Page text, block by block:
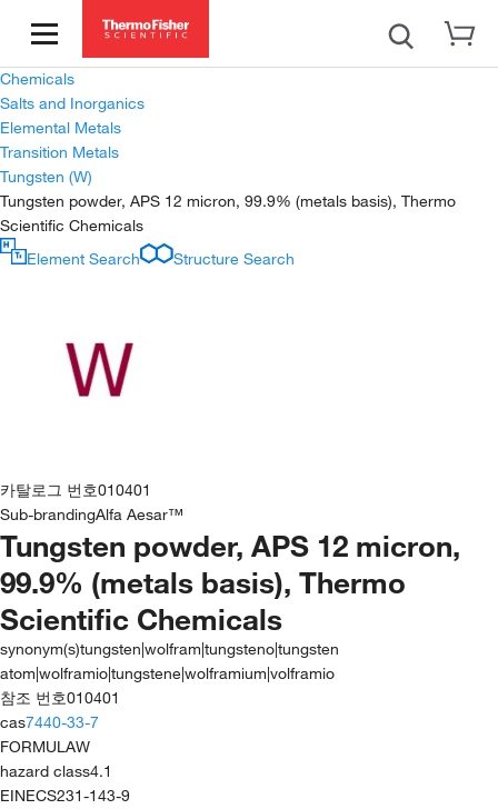
Chemicals
Salts and Inorganics
Elemental Metals
Transition Metals
Tungsten (W)
Tungsten powder, APS 12 micron, 99.9% (metals basis), Thermo
Scientific Chemicals
Element Search
Structure Search
카탈로그 번호010401
Sub-brandingAlfa Aesar™
Tungsten powder, APS 12 micron,
99.9% (metals basis), Thermo
Scientific Chemicals
synonym(s)tungsten|wolfram|tungsteno|tungsten
atom|wolframio|tungstene|wolframium|volframio
참조 번호010401
cas7440-33-7
FORMULAW
hazard class4.1
EINECS231-143-9